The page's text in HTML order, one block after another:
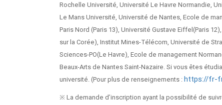
Rochelle Université, Université Le Havre Normandie,
Le Mans Université, Université de Nantes, Ecole de
Paris Nord (Paris 13), Université Gustave Eiffel(Paris
sur la Corée), Institut Mines-Télécom, Université de
Sciences-PO(Le Havre), Ecole de management
Beaux-Arts de Nantes Saint-Nazaire. Si vous êtes
université. (Pour plus de renseignements : https://fr-
※ La demande d’inscription ayant la possibilité de